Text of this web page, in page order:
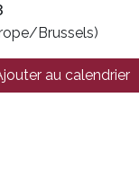
Brussels)
au calendrier